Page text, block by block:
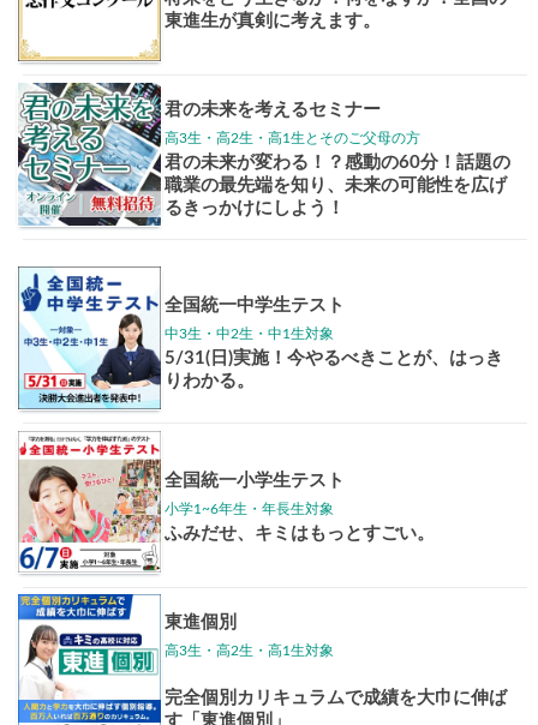
東大特進
イベントほか
志作文コンクール 君の未来